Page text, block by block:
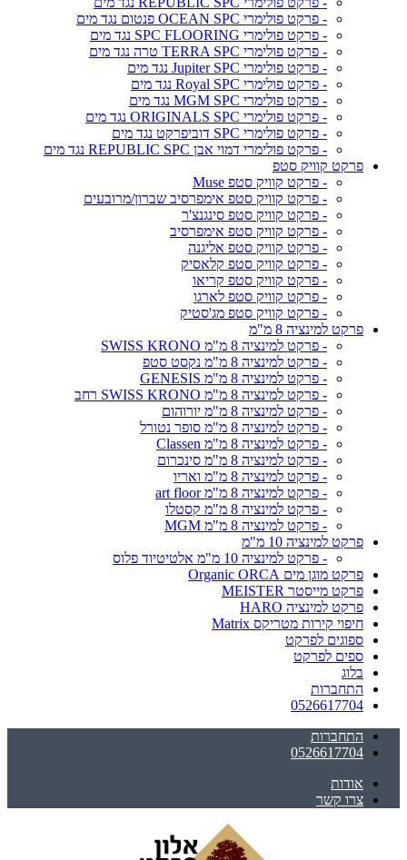
- פרקט פולימרי OCEAN SPC פנטום נגד מים
- פרקט פולימרי SPC FLOORING נגד מים
- פרקט פולימרי TERRA SPC טרה נגד מים
- פרקט פולימרי Jupiter SPC נגד מים
- פרקט פולימרי Royal SPC נגד מים
- פרקט פולימרי MGM SPC נגד מים
- פרקט פולימרי ORIGINALS SPC נגד מים
- פרקט פולימרי SPC דוביפרקט נגד מים
- פרקט פולימרי דמוי אבן REPUBLIC SPC נגד מים
פרקט קוויק סטפ
- פרקט קוויק סטפ Muse
- פרקט קוויק סטפ אימפרסיב שברון/מרובעים
- פרקט קוויק סטפ סינגנצ'ר
- פרקט קוויק סטפ אימפרסיב
- פרקט קוויק סטפ אליגנה
- פרקט קוויק סטפ קלאסיק
- פרקט קוויק סטפ קריאו
- פרקט קוויק סטפ לארגו
- פרקט קוויק סטפ מג'סטיק
פרקט למינציה 8 מ"מ
- פרקט למינציה 8 מ"מ SWISS KRONO
- פרקט למינציה 8 מ"מ נקסט סטפ
- פרקט למינציה 8 מ"מ GENESIS
- פרקט למינציה 8 מ"מ SWISS KRONO רחב
- פרקט למינציה 8 מ"מ יורוהום
- פרקט למינציה 8 מ"מ סופר נטורל
- פרקט למינציה 8 מ"מ Classen
- פרקט למינציה 8 מ"מ סינכרום
- פרקט למינציה 8 מ"מ ואריו
- פרקט למינציה 8 מ"מ art floor
- פרקט למינציה 8 מ"מ קסטלו
- פרקט למינציה 8 מ"מ MGM
פרקט למינציה 10 מ"מ
- פרקט למינציה 10 מ"מ אלטיטיוד פלוס
פרקט מוגן מים Organic ORCA
פרקט מייסטר MEISTER
פרקט למינציה HARO
חיפוי קירות מטריקס Matrix
ספוגים לפרקט
ספים לפרקט
בלוג
התחברות
0526617704
התחברות
0526617704
אודות
צרו קשר